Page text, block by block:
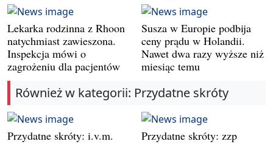
Lekarka rodzinna z Rhoon
natychmiast zawieszona.
Inspekcja mówi o
zagrożeniu dla pacjentów
Susza w Europie podbija
ceny prądu w Holandii.
Nawet dwa razy wyższe niż
miesiąc temu
Również w kategorii: Przydatne skróty
Przydatne skróty: i.v.m. Przydatne skróty: zzp